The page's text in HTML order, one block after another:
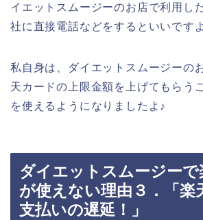
イエットスムージーのお店で利用し
社に直接電話などをするといいです
私自身は、ダイエットスムージーの
天カードの上限金額を上げてもらう
を使えるようになりましたよ♪
ダイエットスムージーで
が使えない理由３．「楽
支払いの遅延！」